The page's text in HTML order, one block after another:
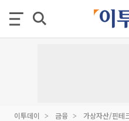
이투데이 금융 가상자산/핀테